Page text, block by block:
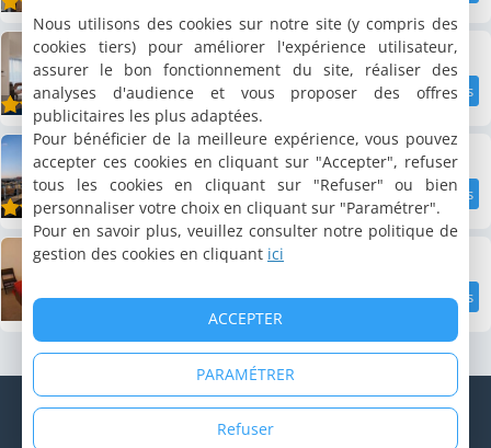
Keizershof Hotel Aalst
11.6 km
Tower Hotel Aalst
11.8 km 8.8/10
Aparthotel Malpertuus
9.3/10
© Copyright 1998 - 2026 Cybevasion
Mentions légales
|
Système d'alerte|Espace propriétaire
Nous utilisons des cookies sur notre site (y compris des
cookies tiers) pour améliorer l'expérience utilisateur,
assurer le bon fonctionnement du site, réaliser des
analyses d'audience et vous proposer des offres
publicitaires les plus adaptées.
Pour bénéficier de la meilleure expérience, vous pouvez
accepter ces cookies en cliquant sur "Accepter", refuser
tous les cookies en cliquant sur "Refuser" ou bien
personnaliser votre choix en cliquant sur "Paramétrer".
Pour en savoir plus, veuillez consulter notre politique de
gestion des cookies en cliquant ici
ACCEPTER
PARAMÉTRER
Refuser